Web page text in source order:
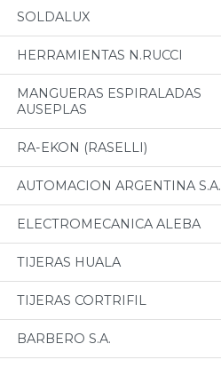
SOLDALUX
HERRAMIENTAS N.RUCCI
MANGUERAS ESPIRALADAS
AUSEPLAS
RA-EKON (RASELLI)
AUTOMACION ARGENTINA S.A.
ELECTROMECANICA ALEBA
TIJERAS HUALA
TIJERAS CORTRIFIL
BARBERO S.A.